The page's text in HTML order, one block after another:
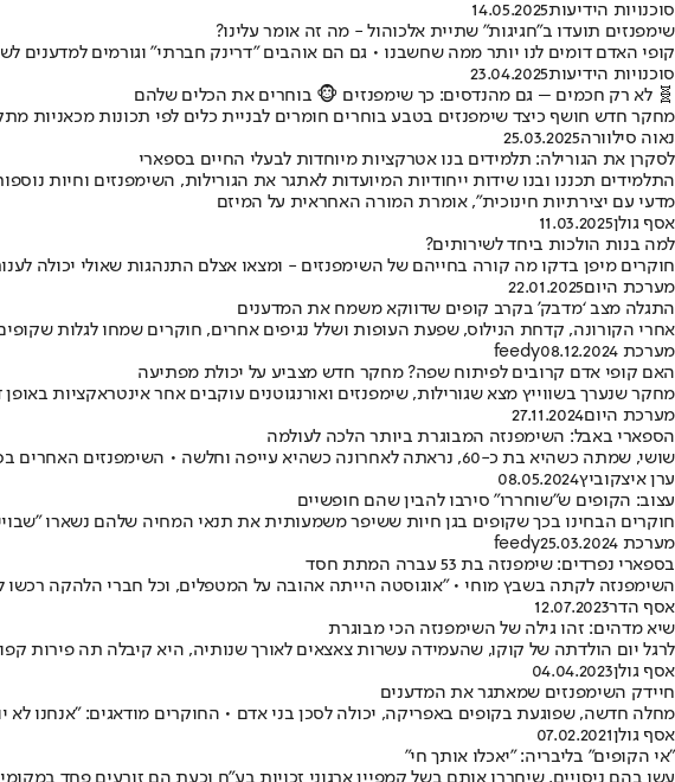
סוכנויות הידיעות14.05.2025
שימפנזים תועדו ב"חגיגות" שתיית אלכוהול - מה זה אומר עלינו?
קופי האדם דומים לנו יותר ממה שחשבנו • גם הם אוהבים "דרינק חברתי" וגורמים למדענים
סוכנויות הידיעות23.04.2025
🧬 לא רק חכמים – גם מהנדסים: כך שימפנזים 🐵 בוחרים את הכלים שלהם
מחקר חדש חושף כיצד שימפנזים בטבע בוחרים חומרים לבניית כלים לפי תכונות מכאניות
נאוה סילוורה25.03.2025
לסקרן את הגורילה: תלמידים בנו אטרקציות מיוחדות לבעלי החיים בספארי
התלמידים תכננו ובנו שידות ייחודיות המיועדות לאתגר את הגורילות, השימפנזים
מדעי עם יצירתיות חינוכית", אומרת המורה האחראית על המיזם
אסף גולן11.03.2025
למה בנות הולכות ביחד לשירותים?
חוקרים מיפן בדקו מה קורה בחייהם של השימפנזים - ומצאו אצלם התנהגות שאולי יכולה
מערכת היום22.01.2025
התגלה מצב ‘מדבק’ בקרב קופים שדווקא משמח את המדענים
אחרי הקורונה, קדחת הנילוס, שפעת העופות ושלל נגיפים אחרים, חוקרים שמחו לגלות
מערכת feedy08.12.2024
האם קופי אדם קרובים לפיתוח שפה? מחקר חדש מצביע על יכולת מפתיעה
מחקר שנערך בשווייץ מצא שגורילות, שימפנזים ואורנגוטנים עוקבים אחר אינטראקציות
מערכת היום27.11.2024
הספארי באבל: השימפנזה המבוגרת ביותר הלכה לעולמה
שושי, שמתה כשהיא בת כ-60, נראתה לאחרונה כשהיא עייפה וחלשה • השימפנזים האחרים בספארי היו לידה כאשר נשמה את נשימתה האחרונה, ולאחר מכן חלקו לה כבוד אחרון
ערן איצקוביץ08.05.2024
עצוב: הקופים ש"שוחררו" סירבו להבין שהם חופשיים
חוקרים הבחינו בכך שקופים בגן חיות ששיפר משמעותית את תנאי המחיה שלהם נשארו
מערכת feedy25.03.2024
בספארי נפרדים: שימפנזה בת 53 עברה המתת חסד
השימפנזה לקתה בשבץ מוחי • "אוגוסטה הייתה אהובה על המטפלים, וכל חברי הלהקה רכשו
אסף הדר12.07.2023
שיא מדהים: זהו גילה של השימפנזה הכי מבוגרת
לרגל יום הולדתה של קוקו, שהעמידה עשרות צאצאים לאורך שנותיה, היא קיבלה תה פירות קפוא ומבחר
אסף גולן04.04.2023
חיידק השימפנזים שמאתגר את המדענים
מחלה חדשה, שפוגעת בקופים באפריקה, יכולה לסכן בני אדם • החוקרים מודאגים: "אנחנו לא
אסף גולן07.02.2021
"אי הקופים" בליבריה: "יאכלו אותך חי"